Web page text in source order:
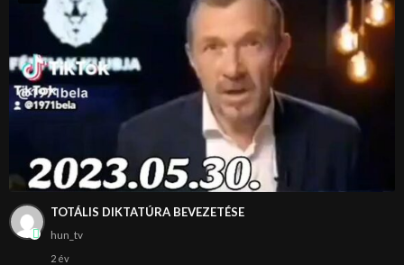
TOTÁLIS DIKTATÚRA BEVEZETÉSE
hun_tv
2 év